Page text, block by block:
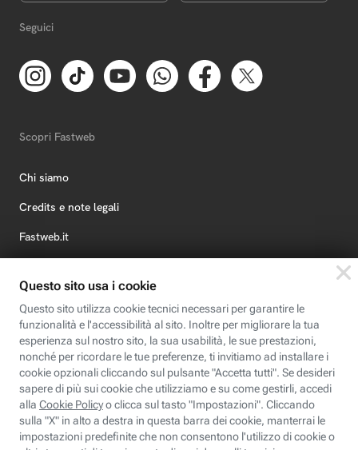
Seguici
Scopri Fastweb
Chi siamo
Credits e note legali
Fastweb.it
Fastweb Digital Academy
STEP FuturAbility District
Insieme, siamo futuro